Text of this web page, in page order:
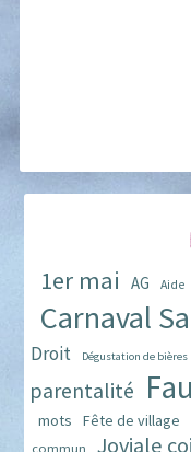
1er mai AG Aide
Carnaval
Droit Dégustation de bières
parentalité
mots
Fête de village
commun
Joviale